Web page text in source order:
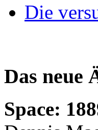
Die
Das neue
Space: